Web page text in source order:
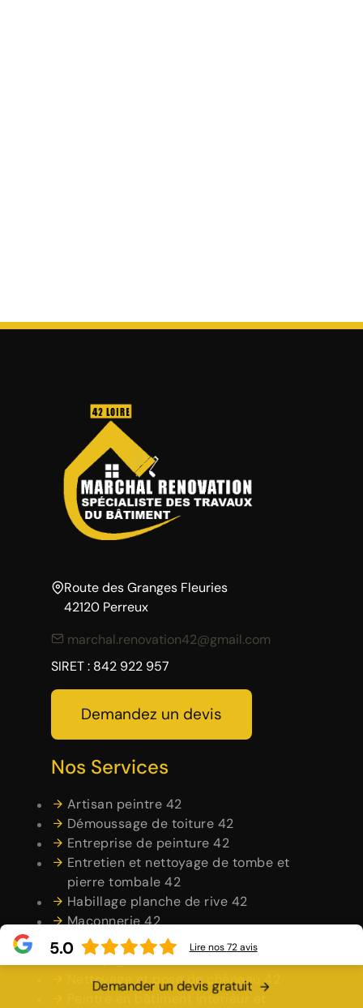
Route des Granges Fleuries
42120 Perreux
marchal.renovation42@gmail.com
SIRET : 842 922 957
Demandez un devis
Nos Services
Artisan peintre 42
Démoussage de toiture 42
Entreprise de peinture 42
Entretien et nettoyage de tombe et
pierre tombale 42
Habillage planche de rive 42
Maçonnerie 42
Nettoyage de façade 42
Nettoyage de terrasse 42
Nettoyage et pose de chéneau 42
Peintre en bâtiment intérieur et
Demander un devis gratuit
5.0 Lire nos72avis